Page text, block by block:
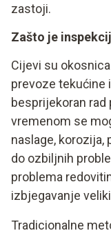
zastoji.
Zašto je
Cijevi su
prevoze tekućine
besprijekoran rad
vremenom se
naslage,
do ozbiljnih
problema
izbjegavanje
Tradicionalne